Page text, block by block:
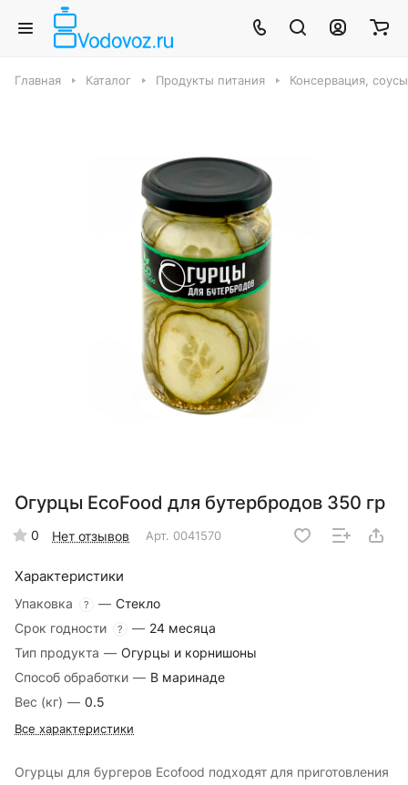
Главная Каталог Продукты питания Консервация,
Огурцы EcoFood для бутербродов 350 гр
0 Нет отзывов Арт. 0041570
Характеристики
Упаковка ? — Стекло
Срок годности
? — 24 месяца
Тип продукта — Огурцы и корнишоны
Способ обработки — В маринаде
Вес (кг) — 0.5
Все характеристики
Огурцы для бургеров Ecofood подходят для приготовления